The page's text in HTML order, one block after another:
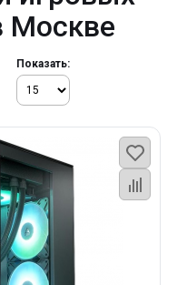
Москве
Показать: